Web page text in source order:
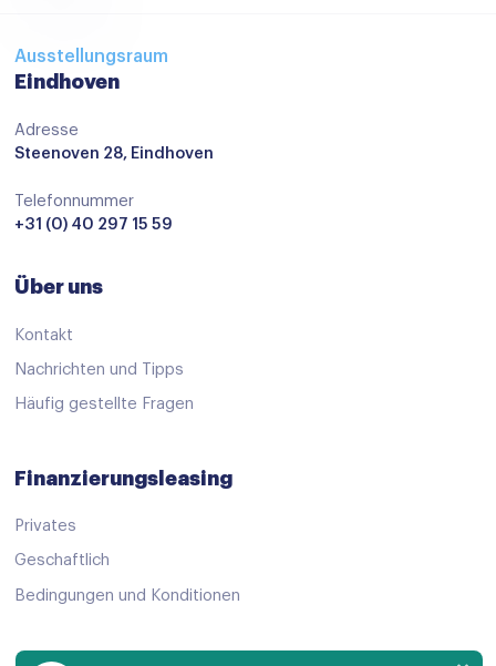
Virtual cockpit
Voorstoelen verwarmd
Zwarte hemelbekleding
Achteruitrijcamera
Airbag(s) hoofd achter
Airbag(s) hoofd voor
Airbag(s) side voor
Airbag bestuurder
Alarm klasse 1(startblokkering)
Anti Blokkeer Systeem
Anti doorSlip Regeling
Anti doorSlip Regeling
Ausstellungsraum
Eindhoven
Adresse
Steenoven 28, Eindhoven
Telefonnummer
+31 (0) 40 297 15 59
Über uns
Kontakt
Nachrichten und Tipps
Häufig gestellte Fragen
Finanzierungsleasing
Privates
Geschaftlich
Bedingungen und Konditionen